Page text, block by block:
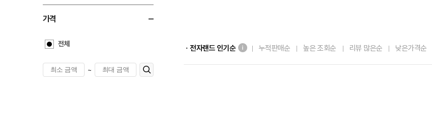
가격
전체
~
ㆍ전자랜드 인기순 누적판매순 높은 조회순 리뷰 많은순 낮은가격순